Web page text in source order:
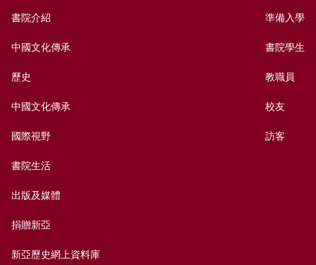
書院介紹
中國文化傳承
歷史
中國文化傳承
國際視野
書院生活
出版及媒體
捐贈新亞
新亞歷史網上資料庫
準備入學
書院學生
教職員
校友
訪客